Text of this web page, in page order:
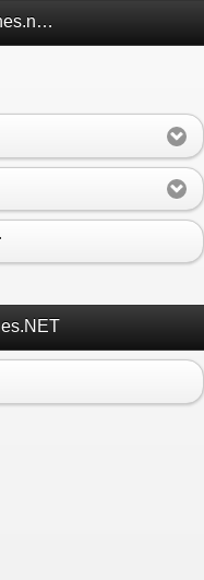
Megaconstrucciones.net Móvil